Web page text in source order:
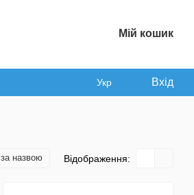
Мій кошик
Укр Вхід
за назвою Відображення: